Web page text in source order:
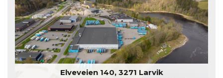
Elveveien 140, 3271 Larvik